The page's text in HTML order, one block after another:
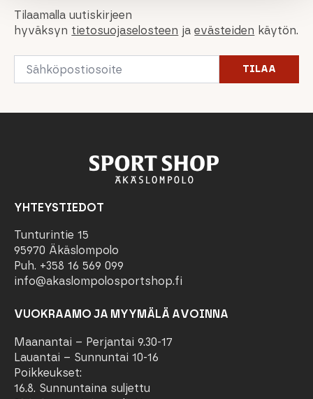
Tilaamalla uutiskirjeen
hyväksyn tietosuojaselosteen jaevästeiden käytön.
Email
TILAA
YHTEYSTIEDOT
Tunturintie 15
95970 Äkäslompolo
Puh. +358 16 569 099
info@akaslompolosportshop.fi
VUOKRAAMO JA MYYMÄLÄ AVOINNA
Maanantai – Perjantai 9.30-17
Lauantai – Sunnuntai 10-16
Poikkeukset:
16.8. Sunnuntaina suljettu